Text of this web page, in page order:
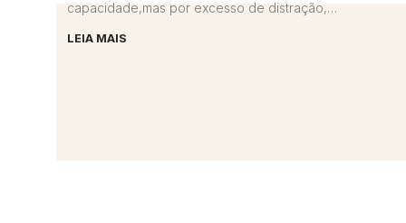
capacidade,mas por excesso de distração,
mulheres passam os dias: mas
LEIA MAIS